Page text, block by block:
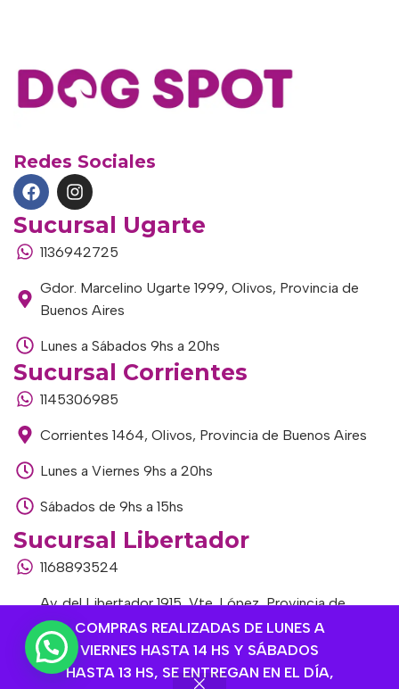
COMPRAS REALIZADAS DE LUNES A
VIERNES HASTA 14 HS Y SÁBADOS
HASTA 13 HS, SE ENTREGAN EN EL DÍA,
Redes Sociales
Sucursal Ugarte
1136942725
Gdor. Marcelino Ugarte 1999, Olivos, Provincia de
Buenos Aires
Lunes a Sábados 9hs a 20hs
Sucursal Corrientes
1145306985
Corrientes 1464, Olivos, Provincia de Buenos Aires
Lunes a Viernes 9hs a 20hs
Sábados de 9hs a 15hs
Sucursal Libertador
1168893524
Av. del Libertador 1915, Vte. López, Provincia de
Buenos Aires
Lunes a Viernes de 9hs a 13hs / 16hs a 20hs